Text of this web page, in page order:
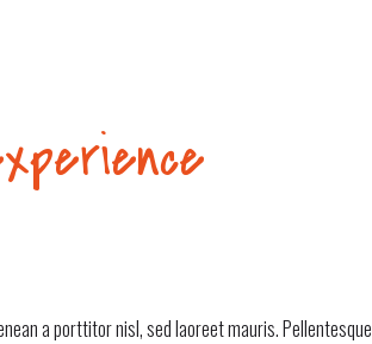
a porttitor nisl, sed laoreet mauris. Pellentesque